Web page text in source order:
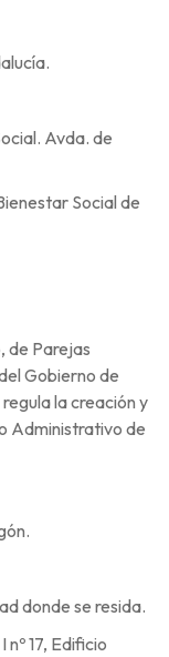
Avda. de
Social de
de Parejas
Gobierno de
la creación y
Administrativo de
donde se resida.
17, Edificio